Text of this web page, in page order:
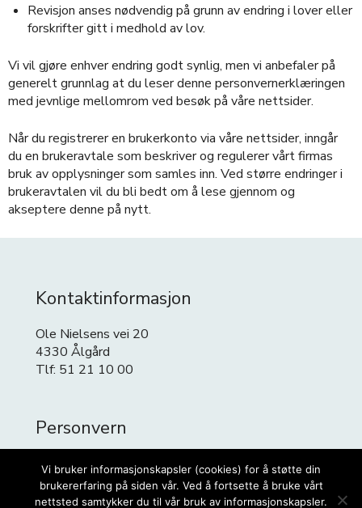
Revisjon anses nødvendig på grunn av endring i lover eller
forskrifter gitt i medhold av lov.
Vi vil gjøre enhver endring godt synlig, men vi anbefaler på
generelt grunnlag at du leser denne personvernerklæringen
med jevnlige mellomrom ved besøk på våre nettsider.
Når du registrerer en brukerkonto via våre nettsider, inngår
du en brukeravtale som beskriver og regulerer vårt firmas
bruk av opplysninger som samles inn. Ved større endringer i
brukeravtalen vil du bli bedt om å lese gjennom og
akseptere denne på nytt.
Kontaktinformasjon
Ole Nielsens vei 20
4330 Ålgård
Tlf: 51 21 10 00
Personvern
Personvern
Cookies
Vi bruker informasjonskapsler (cookies) for å støtte din
brukererfaring på siden vår. Ved å fortsette å bruke vårt
nettsted samtykker du til vår bruk av informasjonskapsler.